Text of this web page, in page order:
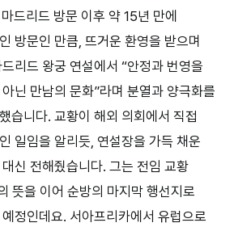
리드 방문 이후 약 15년 만에
방문인 만큼, 뜨거운 환영을 받으며
리드 왕궁 연설에서 “안정과 번영을
닌 만남의 문화”라며 분열과 양극화를
습니다. 교황이 해외 의회에서 직접
일임을 알리듯, 연설장을 가득 채운
신 전해줬습니다. 그는 전임 교황
뜻을 이어 순방의 마지막 행선지로
정인데요. 서아프리카에서 유럽으로